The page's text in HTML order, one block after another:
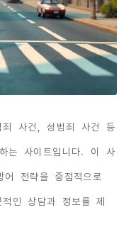
죄 사건, 성범죄 사건 등
는 사이트입니다. 이 사
전략을 중점적으로
인 상담과 정보를 제